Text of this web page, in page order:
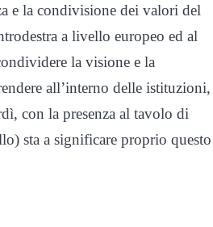
e la condivisione dei valori del
a livello europeo ed al
la visione e la
all’interno delle istituzioni,
con la presenza al tavolo di
sta a significare proprio questo